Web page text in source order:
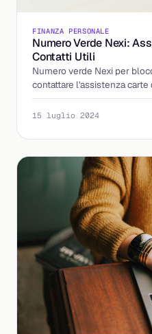
FINANZA PERSONALE
Numero Verde Nexi:
Contatti Utili
Numero verde Nexi per
contattare l'assistenza carte
con numeri e orari
15 luglio 2024